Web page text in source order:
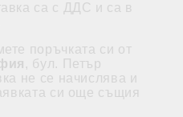
са с ДДС и са в
поръчката си от
, бул. Петър
не се начислява и
си още същия